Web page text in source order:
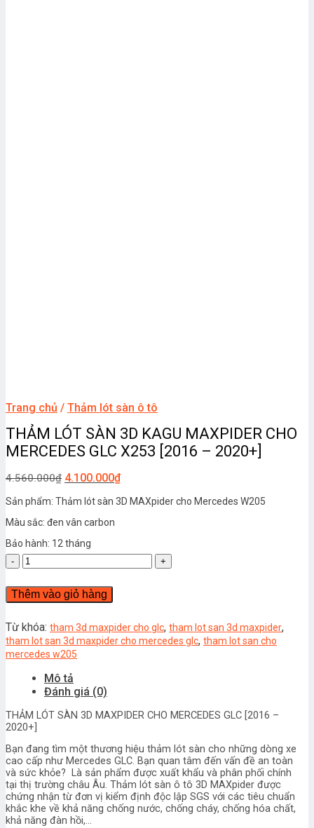
Trang chủ / Thảm lót sàn ô tô
THẢM LÓT SÀN 3D KAGU MAXPIDER CHO
MERCEDES GLC X253 [2016 – 2020+]
4.560.000₫ 4.100.000₫
Sản phẩm: Thảm lót sàn 3D MAXpider cho Mercedes W205
Màu sắc: đen vân carbon
Bảo hành: 12 tháng
THẢM
LÓT
SÀN
3D
MAXPIDER
CHO
MERCEDES
X253
[2016
–
2020+]
số
lượng
Thêm vào giỏ hàng
Từ khóa: tham 3d maxpider cho glc, tham lot san 3d maxpider,
tham lot san 3d maxpider cho mercedes glc, tham lot san cho
mercedes w205
Mô tả
Đánh giá (0)
THẢM LÓT SÀN 3D MAXPIDER CHO MERCEDES GLC [2016 –
2020+]
Bạn đang tìm một thương hiệu thảm lót sàn cho những dòng xe
cao cấp như Mercedes GLC. Bạn quan tâm đến vấn đề an toàn
và sức khỏe? Là sản phẩm được xuất khẩu và phân phối chính
tại thị trường châu Âu. Thảm lót sàn ô tô 3D MAXpider được
chứng nhận từ đơn vị kiểm định độc lập SGS với các tiêu chuẩn
khắc khe về khả năng chống nước, chống cháy, chống hóa chất,
khả năng đàn hồi,…